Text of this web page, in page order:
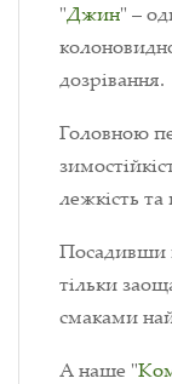
"Джин" –
дозрівання.
Головною
лежкість та
Посадивши
тільки
смаками
А наше "